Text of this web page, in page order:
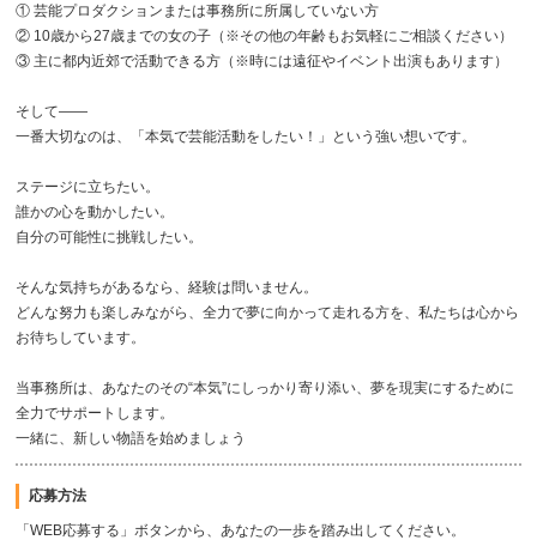
① 芸能プロダクションまたは事務所に所属していない方
② 10歳から27歳までの女の子（※その他の年齢もお気軽にご相談ください）
③ 主に都内近郊で活動できる方（※時には遠征やイベント出演もあります）
そして――
一番大切なのは、「本気で芸能活動をしたい！」という強い想いです。
ステージに立ちたい。
誰かの心を動かしたい。
自分の可能性に挑戦したい。
そんな気持ちがあるなら、経験は問いません。
どんな努力も楽しみながら、全力で夢に向かって走れる方を、私たちは心から
お待ちしています。
当事務所は、あなたのその“本気”にしっかり寄り添い、夢を現実にするために
全力でサポートします。
一緒に、新しい物語を始めましょう
応募方法
「WEB応募する」ボタンから、あなたの一歩を踏み出してください。